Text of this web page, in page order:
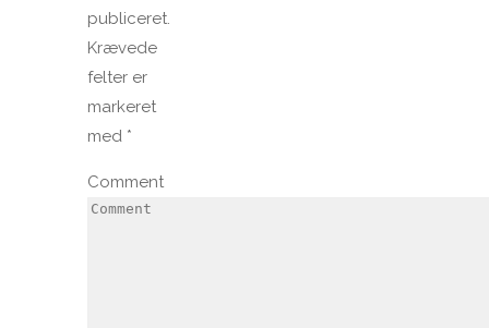
publiceret.
Krævede
felter er
markeret
med *
Comment